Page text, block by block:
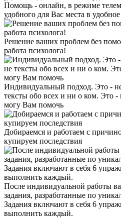
Помощь - онлайн, в режиме
удобного для Вас места в
Решение ваших проблем без
работа психолога!
Индивидуальный подход. Это -
тексты обо всех и ни о ком. Это
могу Вам помочь
Добираемся и работаем с
купируем последствия
После индивидуальной работы
задания, разработанные по
Задания включают в себя 6
выполнить каждый.